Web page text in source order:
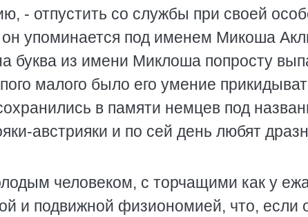
- отпустить со службы при своей
упоминается под именем Микоша
буква из имени Миклоша попросту
малого было его умение
в памяти немцев под
австрияки и по сей день любят
человеком, с торчащими как у
и подвижной физиономией, что, если